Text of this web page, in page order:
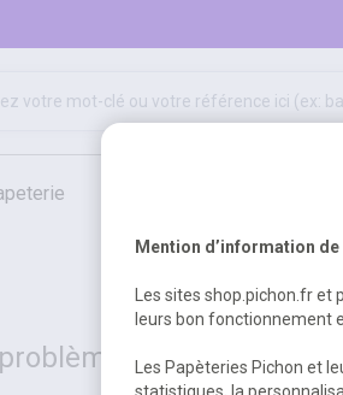
mobilier et équipements hygiène,
serveur est
Mention d’information
Les sites shop.pichon.fr et
leurs bon fonctionnement
Les Papèteries Pichon et